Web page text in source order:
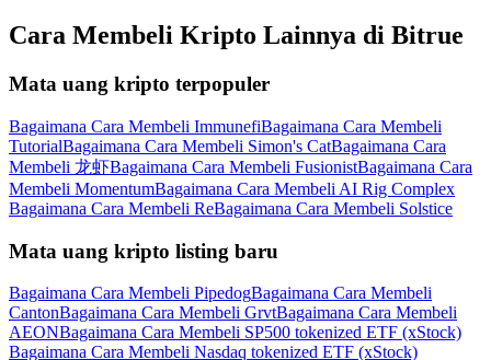
Cara Membeli Kripto Lainnya di Bitrue
Mata uang kripto terpopuler
Bagaimana Cara Membeli ImmunefiBagaimana Cara Membeli
TutorialBagaimana Cara Membeli Simon's CatBagaimana Cara
Membeli 龙虾Bagaimana Cara Membeli FusionistBagaimana Cara
Membeli MomentumBagaimana Cara Membeli AI Rig Complex
Bagaimana Cara Membeli ReBagaimana Cara Membeli Solstice
Mata uang kripto listing baru
Bagaimana Cara Membeli PipedogBagaimana Cara Membeli
CantonBagaimana Cara Membeli GrvtBagaimana Cara Membeli
AEONBagaimana Cara Membeli SP500 tokenized ETF (xStock)
Bagaimana Cara Membeli Nasdaq tokenized ETF (xStock)